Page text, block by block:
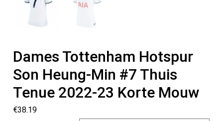
Dames Tottenham Hotspur
Son Heung-Min #7 Thuis
Tenue 2022-23 Korte Mouw
€38.19